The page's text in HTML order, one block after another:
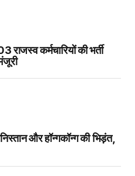
कर्मचारियों की भर्ती
और हॉन्गकॉन्ग की भिड़ंत,